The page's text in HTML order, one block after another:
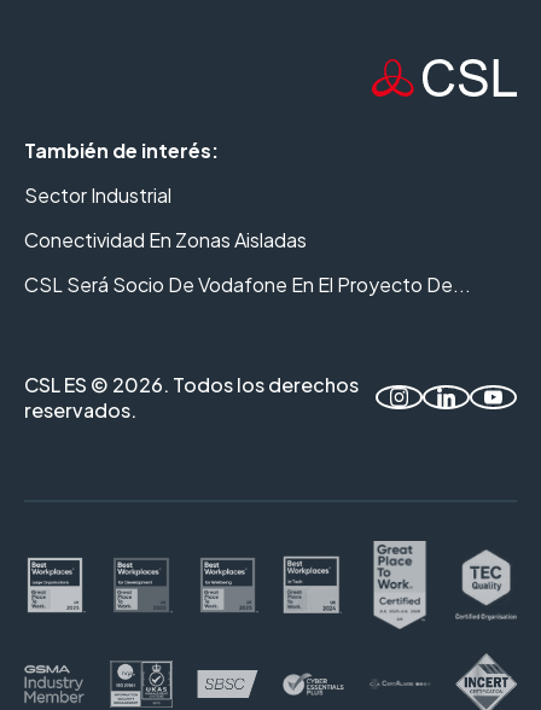
También de interés:
Sector Industrial
Conectividad En Zonas Aisladas
CSL Será Socio De Vodafone En El Proyecto De...
CSL ES © 2026. Todos los derechos
reservados.